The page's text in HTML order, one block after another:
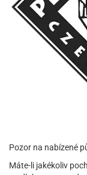
Pozor na nabízené
Máte-li jakékoliv